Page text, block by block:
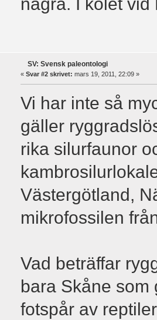
SV: Svensk paleontologi
« Svar #2 skrivet: mars 19, 2011, 22:09 »
Vi har inte så
gäller
rika silurfaunor
Västergötland,
mikrofossilen
Vad beträffar
bara Skåne som
fotspår av